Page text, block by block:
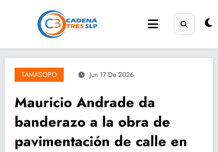
TAMASOPO Jun 17 De 2026
Mauricio Andrade da
banderazo a la obra de
pavimentación de calle en